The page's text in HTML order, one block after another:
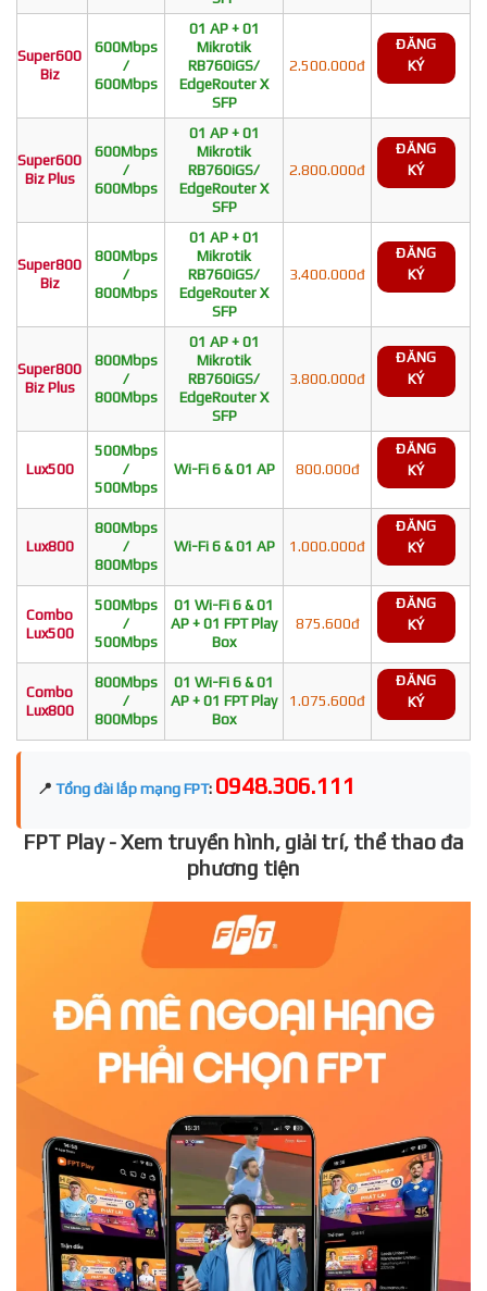
Super600
Biz
600Mbps
/
600Mbps
01 AP + 01
Mikrotik
RB760iGS/
EdgeRouter X
SFP
2.500.000đ
ĐĂNG
KÝ
Super600
Biz Plus
600Mbps
/
600Mbps
01 AP + 01
Mikrotik
RB760iGS/
EdgeRouter X
SFP
2.800.000đ
ĐĂNG
KÝ
Super800
Biz
800Mbps
/
800Mbps
01 AP + 01
Mikrotik
RB760iGS/
EdgeRouter X
SFP
3.400.000đ
ĐĂNG
KÝ
Super800
Biz Plus
800Mbps
/
800Mbps
01 AP + 01
Mikrotik
RB760iGS/
EdgeRouter X
SFP
3.800.000đ
ĐĂNG
KÝ
Lux500
500Mbps
/
500Mbps
Wi-Fi 6 & 01 AP 800.000đ
ĐĂNG
KÝ
Lux800
800Mbps
/
800Mbps
Wi-Fi 6 & 01 AP 1.000.000đ
ĐĂNG
KÝ
Combo
Lux500
500Mbps
/
500Mbps
01 Wi-Fi 6 & 01
AP + 01 FPT Play
Box
875.600đ
ĐĂNG
KÝ
Combo
Lux800
800Mbps
/
800Mbps
01 Wi-Fi 6 & 01
AP + 01 FPT Play
Box
1.075.600đ
ĐĂNG
KÝ
📍 Tổng đài lắp mạng FPT: 0948.306.111
FPT Play - Xem truyền hình, giải trí, thể thao đa
phương tiện